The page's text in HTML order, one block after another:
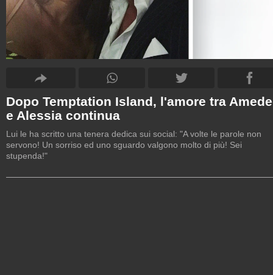
Dopo Temptation Island, l'amore tra
e Alessia continua
Lui le ha scritto una tenera dedica sui social: "A volte le parole non
servono! Un sorriso ed uno sguardo valgono molto di più! Sei
stupenda!"